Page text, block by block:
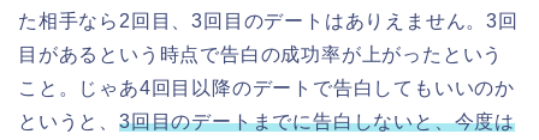
た相手なら2回目、3回目のデートはありえません。3回
目があるという時点で告白の成功率が上がったという
こと。じゃあ4回目以降のデートで告白してもいいのか
というと、 3回目のデートまでに告白しないと、今度は